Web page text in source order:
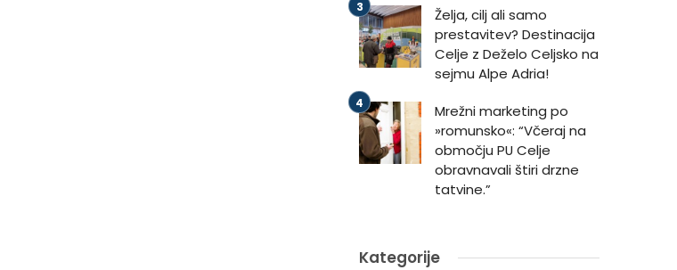
Želja, cilj ali samo
prestavitev? Destinacija
Celje z Deželo Celjsko na
sejmu Alpe Adria!
Mrežni marketing po
»romunsko«: “Včeraj na
območju PU Celje
obravnavali štiri drzne
tatvine.”
Kategorije